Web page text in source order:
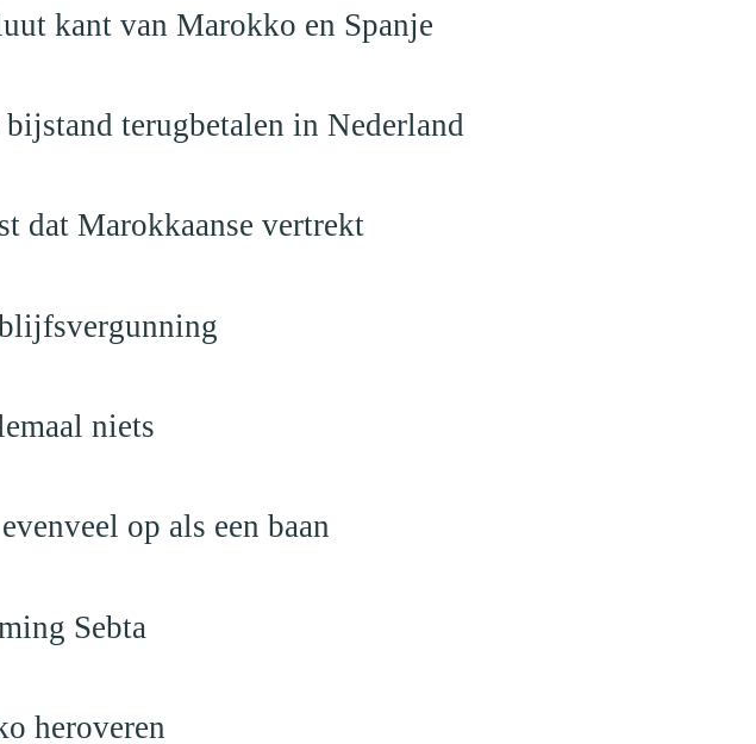
kant van Marokko en Spanje
terugbetalen in Nederland
dat Marokkaanse vertrekt
niets
op als een baan
Sebta
heroveren